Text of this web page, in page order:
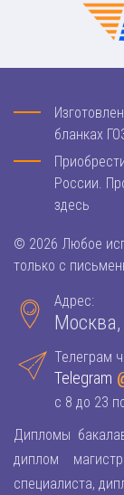
бланках
России.
здесь
© 2026 Любое
только с
Адрес:
Москва,
Телеграм
Telegram
с 8 до 23
Дипломы
диплом
специалиста,